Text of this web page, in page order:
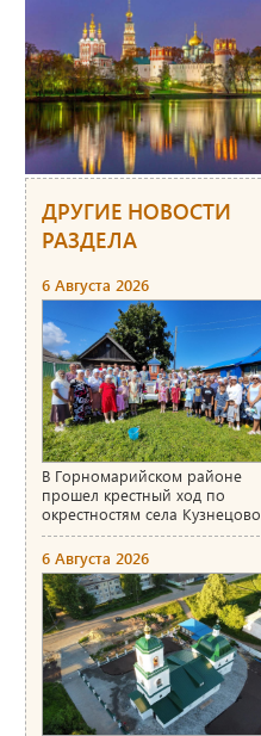
ДРУГИЕ НОВОСТИ
РАЗДЕЛА
6 Августа 2026
В Горномарийском районе
прошел крестный ход по
окрестностям села Кузнецово
6 Августа 2026